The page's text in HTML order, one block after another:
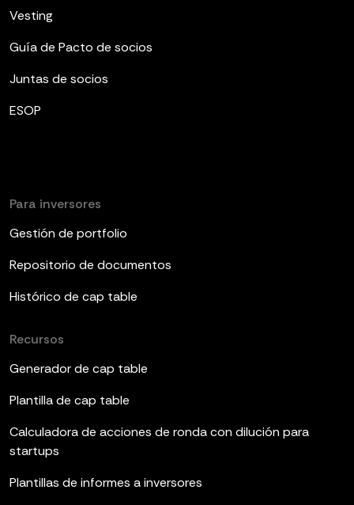
Vesting
Guía de Pacto de socios
Juntas de socios
ESOP
Para inversores
Gestión de portfolio
Repositorio de documentos
Histórico de cap table
Recursos
Generador de cap table
Plantilla de cap table
Calculadora de acciones de ronda con dilución para
startups
Plantillas de informes a inversores